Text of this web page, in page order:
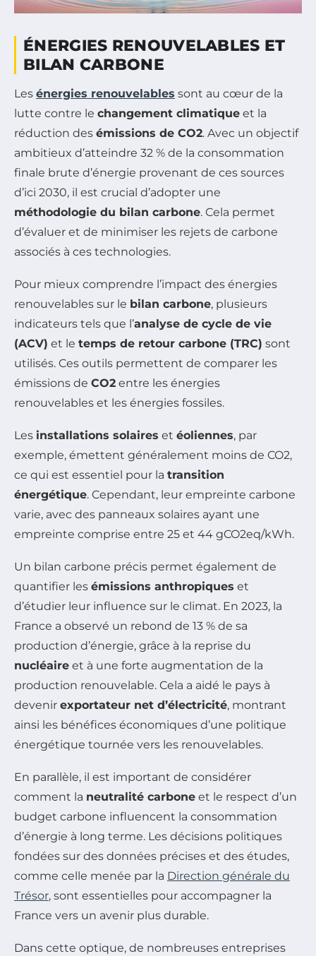
ÉNERGIES RENOUVELABLES ET
BILAN CARBONE
Les énergies renouvelables sont au cœur de la
lutte contre le changement climatique et la
réduction des émissions de CO2. Avec un objectif
ambitieux d’atteindre 32 % de la consommation
finale brute d’énergie provenant de ces sources
d’ici 2030, il est crucial d’adopter une
méthodologie du bilan carbone. Cela permet
d’évaluer et de minimiser les rejets de carbone
associés à ces technologies.
Pour mieux comprendre l’impact des énergies
renouvelables sur le bilan carbone, plusieurs
indicateurs tels que l’analyse de cycle de vie
(ACV) et le temps de retour carbone (TRC) sont
utilisés. Ces outils permettent de comparer les
émissions de CO2 entre les énergies
renouvelables et les énergies fossiles.
Les installations solaires et éoliennes, par
exemple, émettent généralement moins de CO2,
ce qui est essentiel pour la transition
énergétique. Cependant, leur empreinte carbone
varie, avec des panneaux solaires ayant une
empreinte comprise entre 25 et 44 gCO2eq/kWh.
Un bilan carbone précis permet également de
quantifier les émissions anthropiques et
d’étudier leur influence sur le climat. En 2023, la
France a observé un rebond de 13 % de sa
production d’énergie, grâce à la reprise du
nucléaire et à une forte augmentation de la
production renouvelable. Cela a aidé le pays à
devenir exportateur net d’électricité, montrant
ainsi les bénéfices économiques d’une politique
énergétique tournée vers les renouvelables.
En parallèle, il est important de considérer
comment la neutralité carbone et le respect d’un
budget carbone influencent la consommation
d’énergie à long terme. Les décisions politiques
fondées sur des données précises et des études,
comme celle menée par la Direction générale du
Trésor, sont essentielles pour accompagner la
France vers un avenir plus durable.
Dans cette optique, de nombreuses entreprises